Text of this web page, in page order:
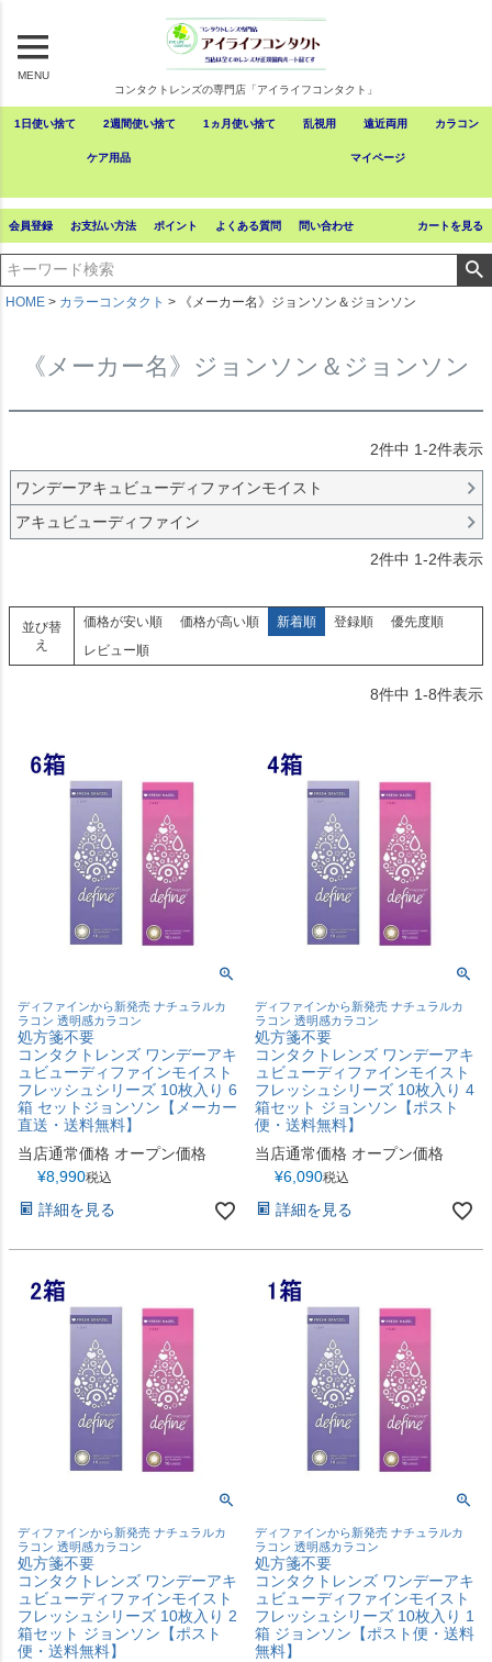
MENU
コンタクトレンズの専門店「アイライフコンタクト」
1日使い捨て 2週間使い捨て 1ヵ月使い捨て 乱視用 遠近両用 カラコン
ケア用品 マイページ
会員登録 お支払い方法 ポイント よくある質問 問い合わせ カートを見る
HOME カラーコンタクト 《メーカー名》ジョンソン＆ジョンソン
《メーカー名》ジョンソン＆ジョンソン
2件中 1-2件表示
ワンデーアキュビューディファインモイスト
アキュビューディファイン
2件中 1-2件表示
並び替
え
価格が安い順 価格が高い順 新着順 登録順
優先度順
レビュー順
8件中 1-8件表示
ディファインから新発売 ナチュラルカ
ラコン 透明感カラコン
処方箋不要
コンタクトレンズ ワンデーアキ
ュビューディファインモイスト
フレッシュシリーズ 10枚入り 6
箱 セットジョンソン【メーカー
直送・送料無料】
当店通常価格 オープン価格
¥8,990税込
詳細を見る
ディファインから新発売 ナチュラルカ
ラコン 透明感カラコン
処方箋不要
コンタクトレンズ ワンデーアキ
ュビューディファインモイスト
フレッシュシリーズ 10枚入り 4
箱セット ジョンソン【ポスト
便・送料無料】
当店通常価格 オープン価格
¥6,090税込
詳細を見る
ディファインから新発売 ナチュラルカ
ラコン 透明感カラコン
処方箋不要
コンタクトレンズ ワンデーアキ
ュビューディファインモイスト
フレッシュシリーズ 10枚入り 2
箱セット ジョンソン【ポスト
便・送料無料】
ディファインから新発売 ナチュラルカ
ラコン 透明感カラコン
処方箋不要
コンタクトレンズ ワンデーアキ
ュビューディファインモイスト
フレッシュシリーズ 10枚入り 1
箱 ジョンソン【ポスト便・送料
無料】